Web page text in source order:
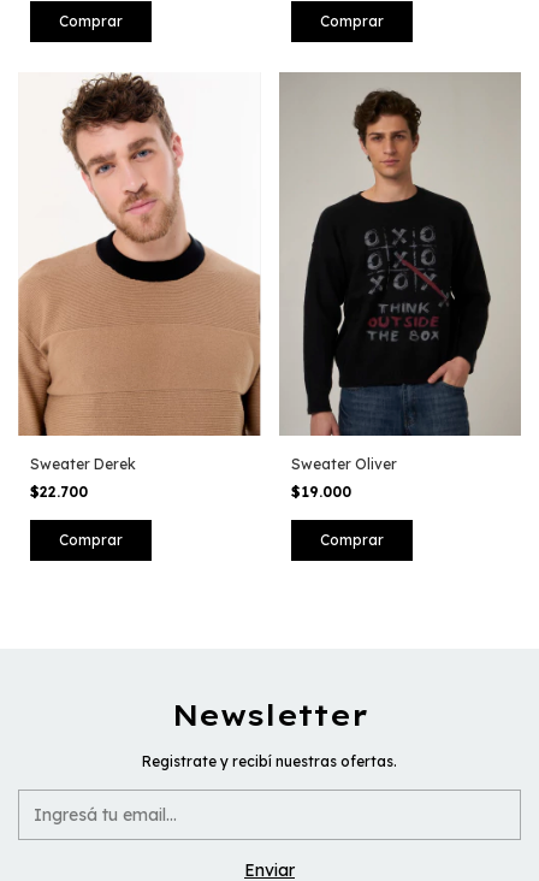
Comprar Comprar
Sweater Derek
$22.700
Comprar
Sweater Oliver
$19.000
Comprar
Newsletter
Registrate y recibí nuestras ofertas.